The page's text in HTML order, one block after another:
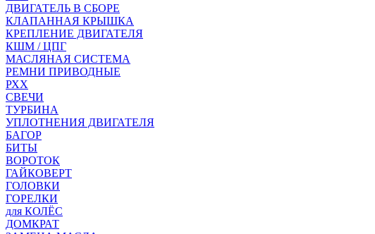
ДВИГАТЕЛЬ В СБОРЕ
КЛАПАННАЯ КРЫШКА
КРЕПЛЕНИЕ ДВИГАТЕЛЯ
КШМ / ЦПГ
МАСЛЯНАЯ СИСТЕМА
РЕМНИ ПРИВОДНЫЕ
РХХ
СВЕЧИ
ТУРБИНА
УПЛОТНЕНИЯ ДВИГАТЕЛЯ
БАГОР
БИТЫ
ВОРОТОК
ГАЙКОВЕРТ
ГОЛОВКИ
ГОРЕЛКИ
для КОЛЁС
ДОМКРАТ